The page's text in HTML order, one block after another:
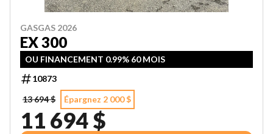
GASGAS 2026
EX 300
OU FINANCEMENT 0.99% 60 MOIS
10873
13 694 $
Épargnez 2 000 $
11 694 $